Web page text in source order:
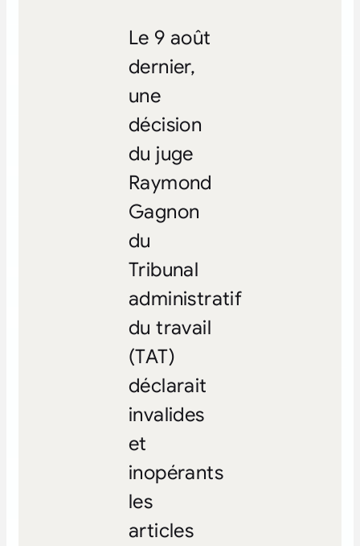
Le 9 août
dernier,
une
décision
du juge
Raymond
Gagnon
du
Tribunal
administratif
du travail
(TAT)
déclarait
invalides
et
inopérants
les
articles